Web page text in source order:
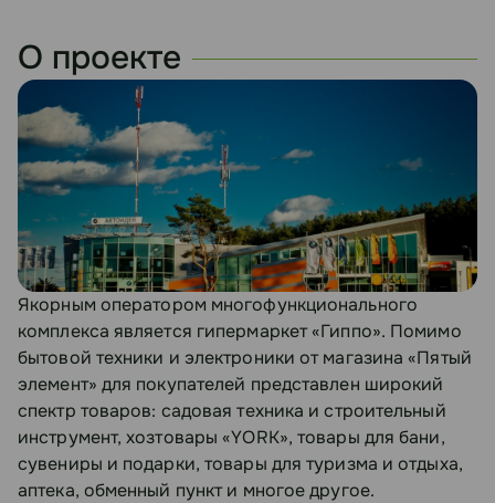
О проекте
Якорным оператором многофункционального
комплекса является гипермаркет «Гиппо». Помимо
бытовой техники и электроники от магазина «Пятый
элемент» для покупателей представлен широкий
спектр товаров: садовая техника и строительный
инструмент, хозтовары «YORK», товары для бани,
сувениры и подарки, товары для туризма и отдыха,
аптека, обменный пункт и многое другое.